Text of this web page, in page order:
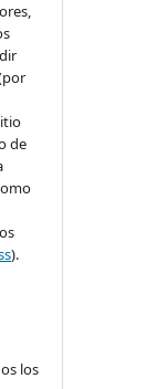
de
).
los